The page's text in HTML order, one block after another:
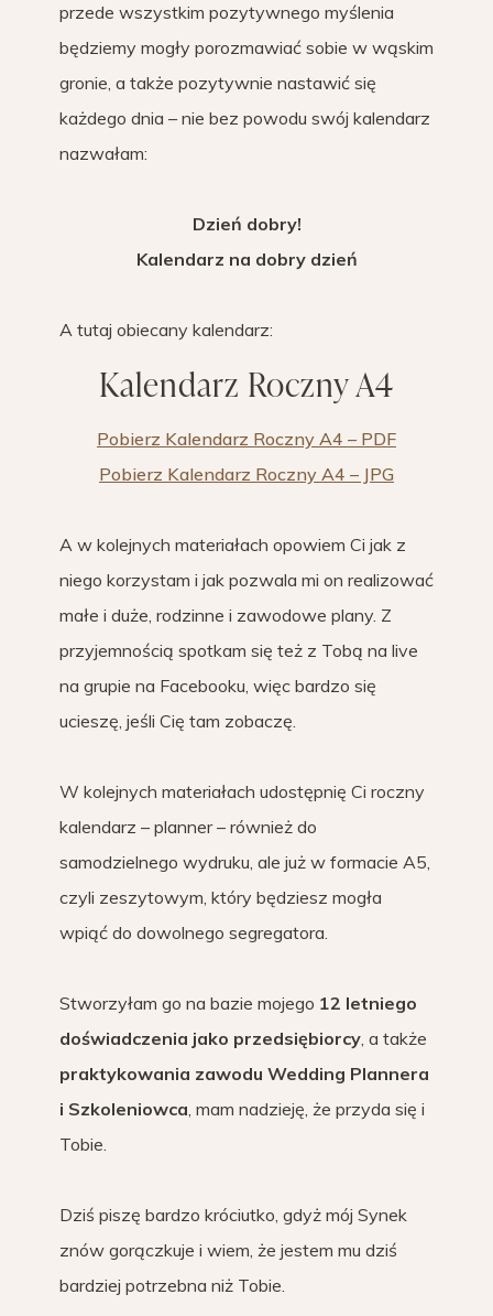
przede wszystkim pozytywnego myślenia
będziemy mogły porozmawiać sobie w wąskim
gronie, a także pozytywnie nastawić się
każdego dnia – nie bez powodu swój kalendarz
nazwałam:
Dzień dobry!
Kalendarz na dobry dzień
A tutaj obiecany kalendarz:
Kalendarz Roczny A4
Pobierz Kalendarz Roczny A4 – PDF
Pobierz Kalendarz Roczny A4 – JPG
A w kolejnych materiałach opowiem Ci jak z
niego korzystam i jak pozwala mi on realizować
małe i duże, rodzinne i zawodowe plany. Z
przyjemnością spotkam się też z Tobą na live
na grupie na Facebooku, więc bardzo się
ucieszę, jeśli Cię tam zobaczę.
W kolejnych materiałach udostępnię Ci roczny
kalendarz – planner – również do
samodzielnego wydruku, ale już w formacie A5,
czyli zeszytowym, który będziesz mogła
wpiąć do dowolnego segregatora.
Stworzyłam go na bazie mojego 12 letniego
doświadczenia jako przedsiębiorcy, a także
praktykowania zawodu Wedding Plannera
i Szkoleniowca, mam nadzieję, że przyda się i
Tobie.
Dziś piszę bardzo króciutko, gdyż mój Synek
znów gorączkuje i wiem, że jestem mu dziś
bardziej potrzebna niż Tobie.